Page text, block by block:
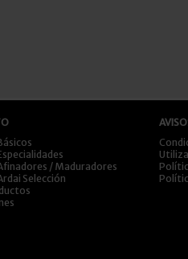
/ Maduradores
Selección